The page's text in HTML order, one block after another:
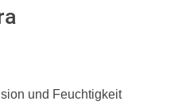
und Feuchtigkeit